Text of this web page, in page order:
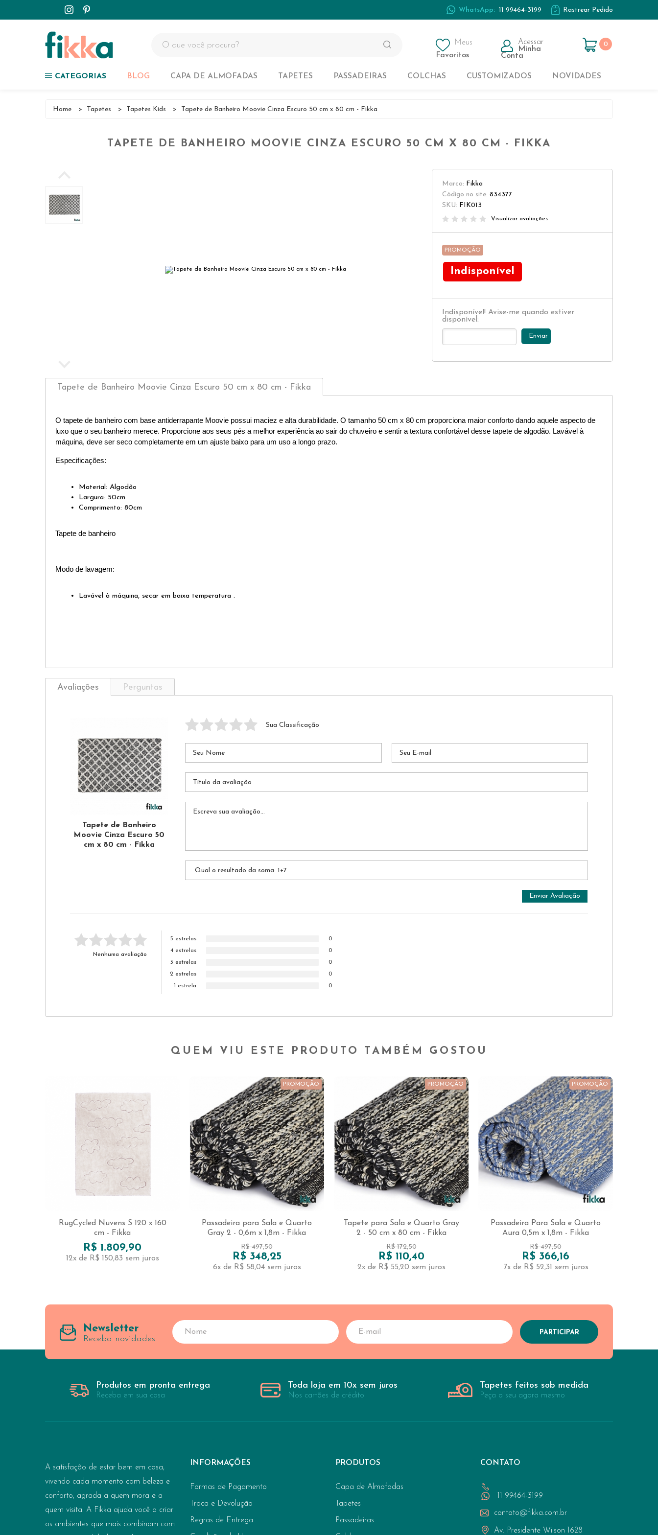
WhatsApp: 11 99464-3199 Rastrear Pedido
Meus
Favoritos
Acessar
Minha
Conta
0
CATEGORIAS
Capa de Almofadas
NOVIDADES
BLOG CAPA DE ALMOFADAS TAPETES
Tapetes de Banheiro
Tapetes Lavaveis na Maquina
PASSADEIRAS COLCHAS
Colchas Solteiro
CUSTOMIZADOS NOVIDADES
Capa de Almofadas
Tapetes
Passadeiras
Colchas
NOVIDADES
Tapetes para Sala
Colchas Casal
Colchas Solteiro
Home > Tapetes > Tapetes Kids > Tapete de Banheiro Moovie Cinza Escuro 50 cm x 80 cm - Fikka
TAPETE DE BANHEIRO MOOVIE CINZA ESCURO 50 CM X 80 CM - FIKKA
Marca: Fikka
Código no site: 834377
SKU: FIK013
Visualizar avaliações
PROMOÇÃO
Indisponível
Indisponível! Avise-me quando estiver
disponível:
Enviar
Tapete de Banheiro Moovie Cinza Escuro 50 cm x 80 cm - Fikka
O tapete de banheiro com base antiderrapante Moovie possui maciez e alta durabilidade. O tamanho 50 cm x 80 cm proporciona maior conforto dando aquele aspecto de
luxo que o seu banheiro merece. Proporcione aos seus pés a melhor experiência ao sair do chuveiro e sentir a textura confortável desse tapete de algodão. Lavável à
máquina, deve ser seco completamente em um ajuste baixo para um uso a longo prazo.
Especificações:
Material: Algodão
Largura: 50cm
Comprimento: 80cm
Tapete de banheiro
Modo de lavagem:
Lavável à máquina, secar em baixa temperatura .
Avaliações Perguntas
Tapete de Banheiro
Moovie Cinza Escuro 50
cm x 80 cm - Fikka
Sua Classificação
Nenhuma avaliação
5 estrelas
0
4 estrelas
0
3 estrelas
0
2 estrelas
0
1 estrela
0
QUEM VIU ESTE PRODUTO TAMBÉM GOSTOU
RugCycled Nuvens S 120 x 160
cm - Fikka
R$ 1.809,90
12x de R$ 150,83 sem juros
PROMOÇÃO
Passadeira para Sala e Quarto
Gray 2 - 0,6m x 1,8m - Fikka
R$ 497,50
R$ 348,25
6x de R$ 58,04 sem juros
PROMOÇÃO
Tapete para Sala e Quarto Gray
2 - 50 cm x 80 cm - Fikka
R$ 172,50
R$ 110,40
2x de R$ 55,20 sem juros
PROMOÇÃO
Passadeira Para Sala e Quarto
Aura 0,5m x 1,8m - Fikka
R$ 497,50
R$ 366,16
7x de R$ 52,31 sem juros
Newsletter
Receba novidades
Produtos em pronta entrega
Receba em sua casa
Toda loja em 10x sem juros
Nos cartões de crédito
Tapetes feitos sob medida
Peça o seu agora mesmo
A satisfação de estar bem em casa,
vivendo cada momento com beleza e
conforto, agrada a quem mora e a
quem visita. A Fikka ajuda você a criar
os ambientes que mais combinam com
INFORMAÇÕES
Formas de Pagamento
Troca e Devolução
Regras de Entrega
PRODUTOS
Capa de Almofadas
Tapetes
Passadeiras
CONTATO
11 99464-3199
contato@fikka.com.br
Av. Presidente Wilson 1628